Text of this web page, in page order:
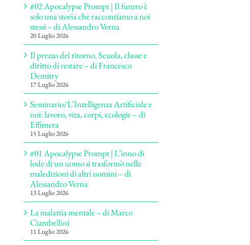
#02 Apocalypse Prompt | Il futuro è
solo una storia che raccontiamo a noi
stessi – di Alessandro Verna
20 Luglio 2026
Il prezzo del ritorno. Scuola, classe e
diritto di restare – di Francesco
Demitry
17 Luglio 2026
Seminario/L’Intelligenza Artificiale e
noi: lavoro, vita, corpi, ecologie – di
Effimera
15 Luglio 2026
#01 Apocalypse Prompt | L’inno di
lode di un uomo si trasformò nelle
maledizioni di altri uomini – di
Alessandro Verna
13 Luglio 2026
La malattia mentale – di Marco
Ciambellini
11 Luglio 2026